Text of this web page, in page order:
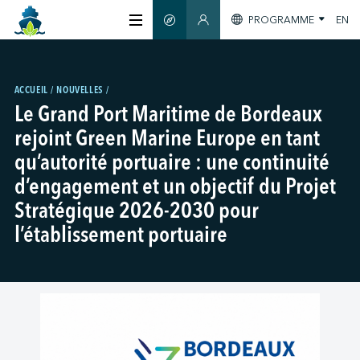
CERTIFICATION
MEMBRES
GREEN SHIPPING DAY
NOUS JOINDRE
GUIDE INTELLIGENT
ESPACE MEMBRES
PROGRAMME EN
ACCUEIL NOUVELLES
Le Grand Port Maritime de Bordeaux
rejoint Green Marine Europe en tant
qu’autorité portuaire : une continuité
d’engagement et un objectif du Projet
Stratégique 2026-2030 pour
l’établissement portuaire